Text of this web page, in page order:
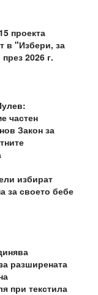
проекта
в "Избери, за
2026 г.
частен
Закон за
избират
за своето бебе
разширената
при текстила